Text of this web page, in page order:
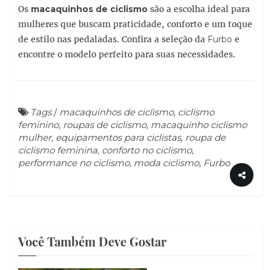
Os macaquinhos de ciclismo são a escolha ideal para
mulheres que buscam praticidade, conforto e um toque
de estilo nas pedaladas. Confira a seleção da Furbo e
encontre o modelo perfeito para suas necessidades.
Tags/ macaquinhos de ciclismo, ciclismo
feminino, roupas de ciclismo, macaquinho ciclismo
mulher, equipamentos para ciclistas, roupa de
ciclismo feminina, conforto no ciclismo,
performance no ciclismo, moda ciclismo, Furbo
Você Também Deve Gostar